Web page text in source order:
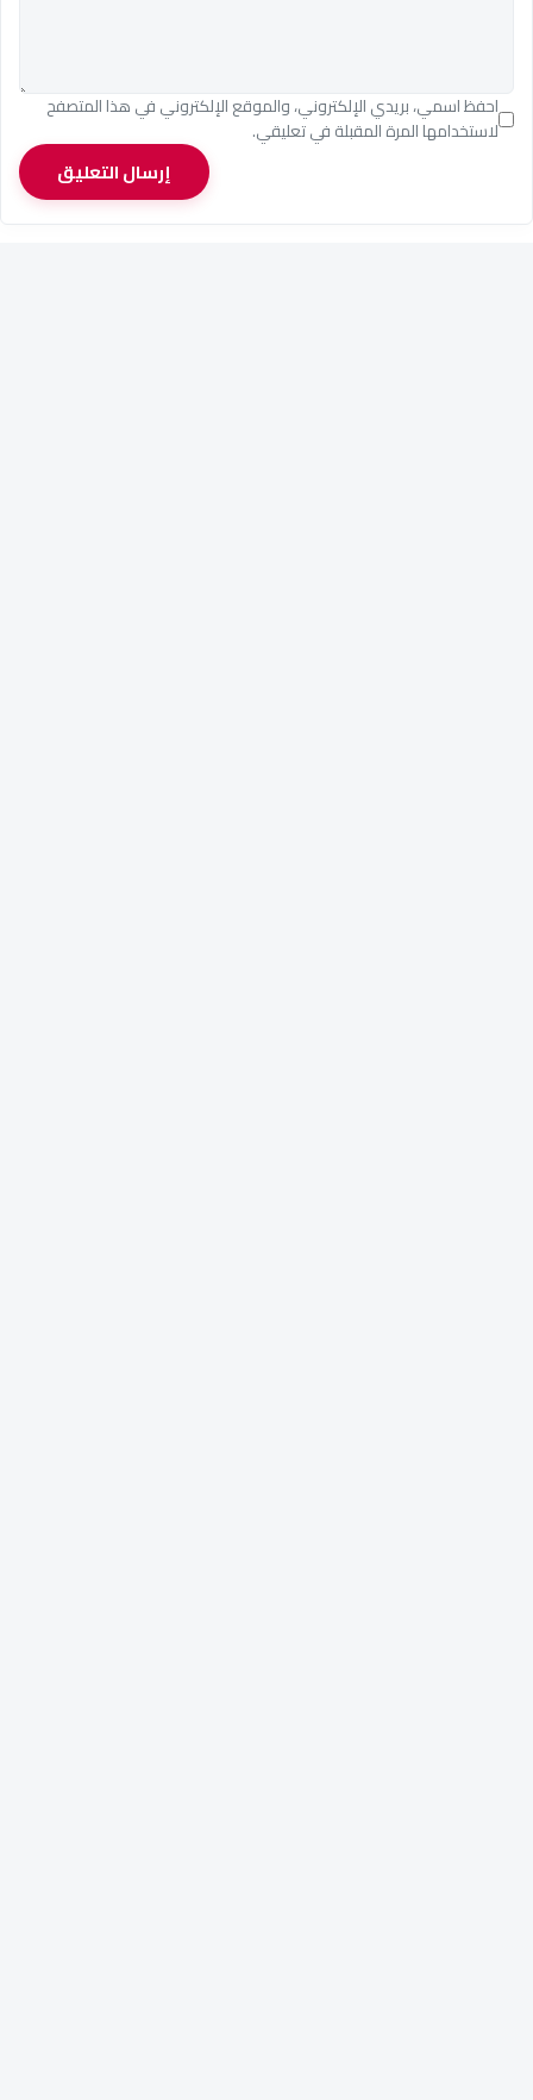
احفظ اسمي، بريدي الإلكتروني، والموقع الإلكتروني في هذا المتصفح
لاستخدامها المرة المقبلة في تعليقي.
إرسال التعليق